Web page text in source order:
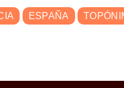
ESPAÑA